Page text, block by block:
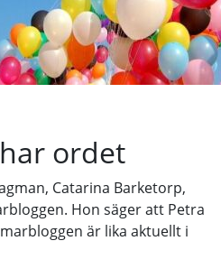
ordet
Catarina Barketorp,
Hon säger att Petra
är lika aktuellt i